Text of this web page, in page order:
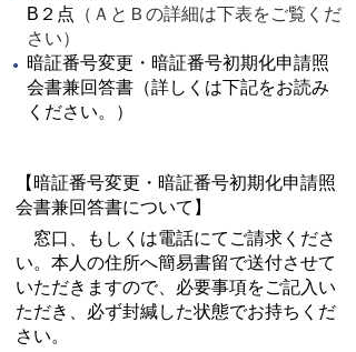
B２点 （ＡとＢの詳細は下表をご覧くだ
さい）
暗証番号変更・暗証番号初期化申請照
会書兼回答書（詳しくは下記をお読み
ください。）
【暗証番号変更・暗証番号初期化申請照
会書兼回答書について】
窓口、もしくは電話にてご請求くださ
い。本人の住所へ簡易書留で送付させて
いただきますので、必要事項をご記入い
ただき、必ず封緘した状態でお持ちくだ
さい。